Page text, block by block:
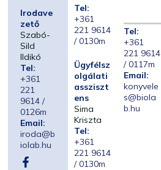
Irodave
zető
Szabó-
Sild
Ildikó
Tel:
+361
221
9614 /
0126m
Email:
iroda@b
iolab.hu
Tel:
+361
221 9614
/ 0130m
Ügyfélsz
olgálati
assziszt
ens
Sima
Kriszta
Tel:
+361
221 9614
/ 0130m
Tel:
+361
221 9614
/ 0117m
Email:
konyvele
s@biola
b.hu